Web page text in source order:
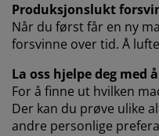
Produksjonslukt
Når du først får en ny
forsvinne over tid. Å
La oss hjelpe deg med
For å finne ut hvilken
Der kan du prøve ulike
andre personlige